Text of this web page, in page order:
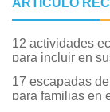
ARTÍCULO
12 actividades
para incluir en
Nueva York
17 escapadas
para familias en